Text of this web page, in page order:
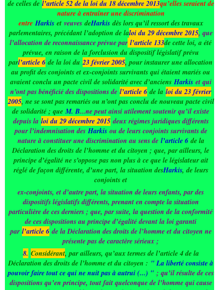
de celles de l’article 52 de la loi du 18 décembre 2013qu’elles seraient de
nature à entraîner une discrimination
entre Harkis et veuvesdeHarkisdès lors qu’il ressort des travaux
parlementaires, précédant l’adoption de laloi du 29 décembre 2015, que
l’allocation de reconnaissance prévue par l’article 133de cette loi, a été
prévue, en raison de la forclusion du dispositif législatif prévu
parl’article 6 de la loi du23 février 2005, pour instaurer une allocation
au profit des conjoints et ex-conjoints survivants qui étaient mariés ou
avaient conclu un pacte civil de solidarité avec d’anciensHarkis et qui
n’ont pas bénéficié des dispositions de l’article 6 de la loi du 23 février
2005, ne se sont pas remariés ou n’ont pas conclu de nouveau pacte civil
de solidarité ; queM. B...ne peut ainsi utilement soutenir qu’il existe
depuis la loi du 29 décembre 2015 deux régimes juridiques différents
pour l’indemnisation desHarkis ou de leurs conjoints survivants de
nature à constituer une discrimination au sens de l’article 6 de la
Déclaration des droits de l’homme et du citoyen ; que, par ailleurs, le
principe d’égalité ne s’oppose pas non plus à ce que le législateur ait
réglé de façon différente, d’une part, la situation desHarkis, de leurs
conjoints et
ex-conjoints, et d’autre part, la situation de leurs enfants, par des
dispositifs législatifs différents, prenant en compte la situation
particulière de ces derniers ; que, par suite, la question de la conformité
de ces dispositions au principe d’égalité devant la loi garanti
par l’article 6de la Déclaration des droits de l’homme et du citoyen ne
présente pas de caractère sérieux ;
8. Considérant, par ailleurs, qu’aux termes de l’article 4 de la
Déclaration des droits de l’homme et du citoyen : " La liberté consiste à
pouvoir faire tout ce qui ne nuit pas à autrui (...) " ; qu’il résulte de ces
dispositions qu’en principe, tout fait quelconque de l’homme qui cause